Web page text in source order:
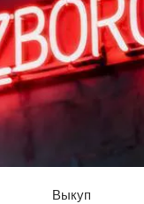
Выкуп